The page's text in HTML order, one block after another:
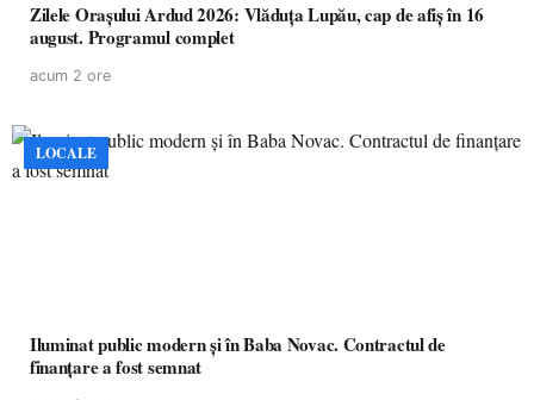
Zilele Orașului Ardud 2026: Vlăduța Lupău, cap de afiș în 16
august. Programul complet
acum 2 ore
LOCALE
Iluminat public modern și în Baba Novac. Contractul de
finanțare a fost semnat